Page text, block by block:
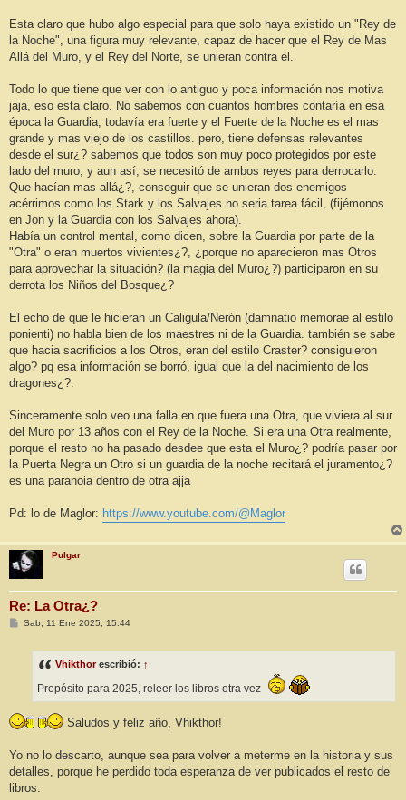
Esta claro que hubo algo especial para que solo haya existido un "Rey de
la Noche", una figura muy relevante, capaz de hacer que el Rey de Mas
Allá del Muro, y el Rey del Norte, se unieran contra él.
Todo lo que tiene que ver con lo antiguo y poca información nos motiva
jaja, eso esta claro. No sabemos con cuantos hombres contaría en esa
época la Guardia, todavía era fuerte y el Fuerte de la Noche es el mas
grande y mas viejo de los castillos. pero, tiene defensas relevantes
desde el sur¿? sabemos que todos son muy poco protegidos por este
lado del muro, y aun así, se necesitó de ambos reyes para derrocarlo.
Que hacían mas allá¿?, conseguir que se unieran dos enemigos
acérrimos como los Stark y los Salvajes no seria tarea fácil, (fijémonos
en Jon y la Guardia con los Salvajes ahora).
Había un control mental, como dicen, sobre la Guardia por parte de la
"Otra" o eran muertos vivientes¿?, ¿porque no aparecieron mas Otros
para aprovechar la situación? (la magia del Muro¿?) participaron en su
derrota los Niños del Bosque¿?
El echo de que le hicieran un Caligula/Nerón (damnatio memorae al estilo
ponienti) no habla bien de los maestres ni de la Guardia. también se sabe
que hacia sacrificios a los Otros, eran del estilo Craster? consiguieron
algo? pq esa información se borró, igual que la del nacimiento de los
dragones¿?.
Sinceramente solo veo una falla en que fuera una Otra, que viviera al sur
del Muro por 13 años con el Rey de la Noche. Si era una Otra realmente,
porque el resto no ha pasado desdee que esta el Muro¿? podría pasar por
la Puerta Negra un Otro si un guardia de la noche recitará el juramento¿?
es una paranoia dentro de otra ajja
Pd: lo de Maglor: https://www.youtube.com/@Maglor
Pulgar
Re: La Otra¿?
MSab, 11 Ene 2025, 15:44
Vhikthorescribió: ↑
Propósito para 2025, releer los libros otra vez
Saludos y feliz año, Vhikthor!
Yo no lo descarto, aunque sea para volver a meterme en la historia y sus
detalles, porque he perdido toda esperanza de ver publicados el resto de
libros.